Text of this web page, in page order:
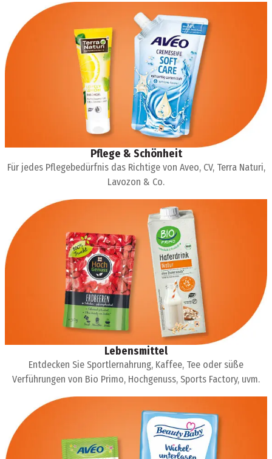
Pflege & Schönheit
Für jedes Pflegebedürfnis das Richtige von Aveo, CV, Terra Naturi,
Lavozon & Co.
Lebensmittel
Entdecken Sie Sportlernahrung, Kaffee, Tee oder süße
Verführungen von Bio Primo, Hochgenuss, Sports Factory, uvm.